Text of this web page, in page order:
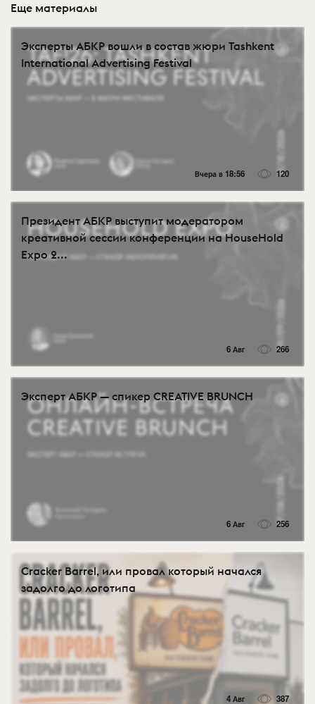
Еще материалы
Эксперты АБКР вошли в состав жюри Tashkent
International Advertising Festival
Вчера в 18:56 120
Президент АБКР выступит модератором
креативной сессии конференции на HouseHold
Expo 2...
6 Авг 266
Эксперт АБКР — спикер CREATIVE BRUNCH
6 Авг 256
Cracker Barrel, или провал который начался
задолго до логотипа
4 Авг 387